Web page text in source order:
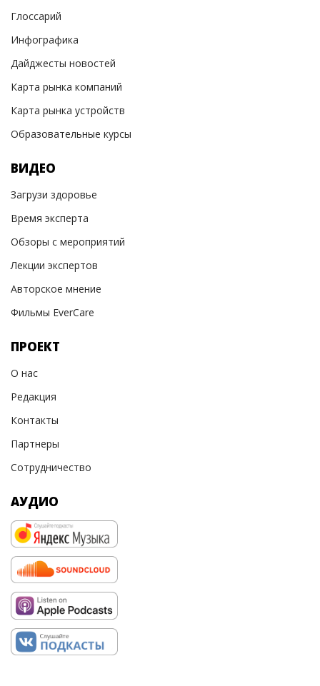
Глоссарий
Инфографика
Дайджесты новостей
Карта рынка компаний
Карта рынка устройств
Образовательные курсы
ВИДЕО
Загрузи здоровье
Время эксперта
Обзоры с мероприятий
Лекции экспертов
Авторское мнение
Фильмы EverCare
ПРОЕКТ
О нас
Редакция
Контакты
Партнеры
Сотрудничество
АУДИО